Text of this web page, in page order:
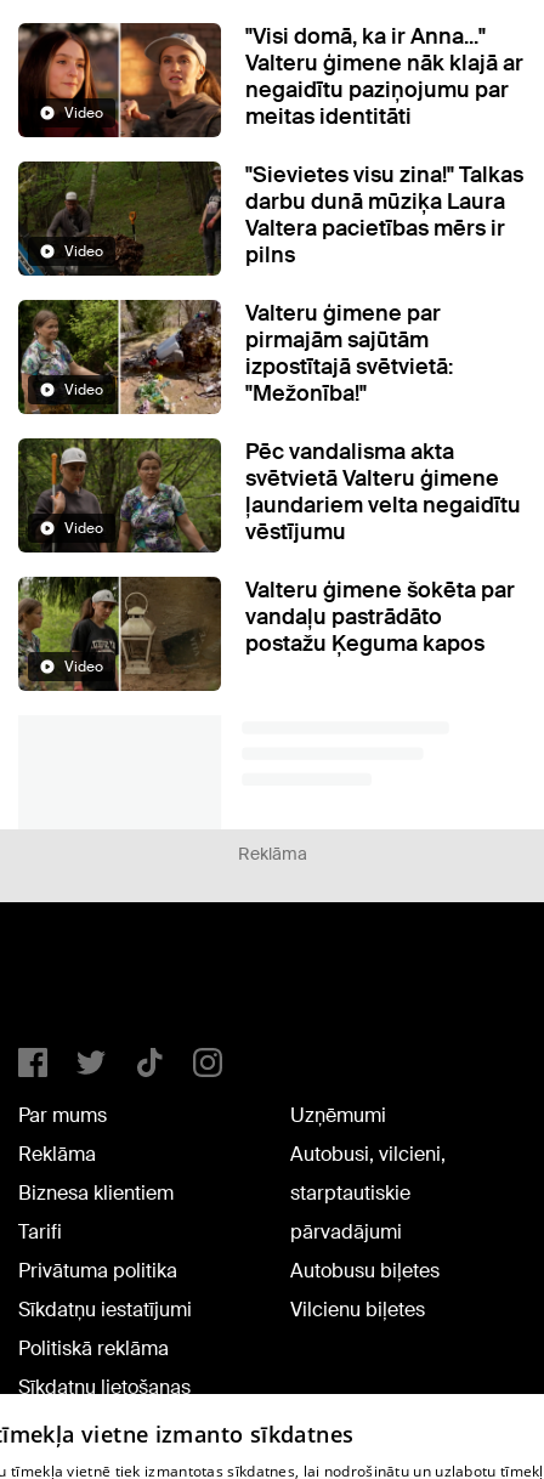
Video
"Visi domā, ka ir Anna..."
Valteru ģimene nāk klajā ar
negaidītu paziņojumu par
meitas identitāti
Video
"Sievietes visu zina!" Talkas
darbu dunā mūziķa Laura
Valtera pacietības mērs ir
pilns
Video
Valteru ģimene par
pirmajām sajūtām
izpostītajā svētvietā:
"Mežonība!"
Video
Pēc vandalisma akta
svētvietā Valteru ģimene
ļaundariem velta negaidītu
vēstījumu
Video
Valteru ģimene šokēta par
vandaļu pastrādāto
postažu Ķeguma kapos
Reklāma
Par mums
Reklāma
Biznesa klientiem
Tarifi
Privātuma politika
Sīkdatņu iestatījumi
Politiskā reklāma
Sīkdatņu lietošanas
noteikumi
Komentāru pievienošana
Uzņēmumi
Autobusi, vilcieni,
starptautiskie
pārvadājumi
Autobusu biļetes
Vilcienu biļetes
vietne izmanto sīkdatnes
tīmekļa vietnē tiek izmantotas sīkdatnes, lai nodrošinātu un uzlabotu